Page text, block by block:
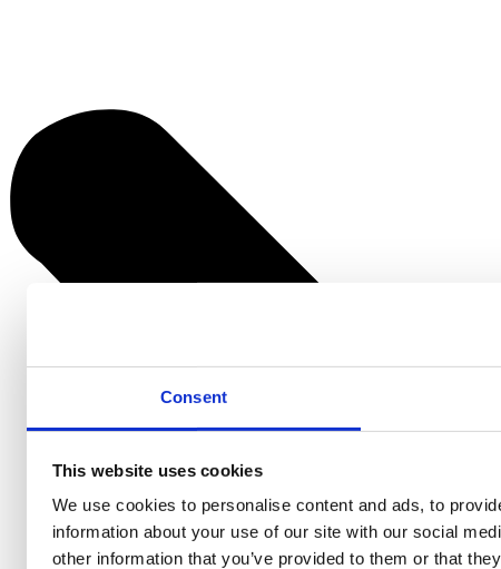
Consent
This website uses cookies
We use cookies to personalise content and ads, to
information about your use of our site with our social
other information that you’ve provided to them or that